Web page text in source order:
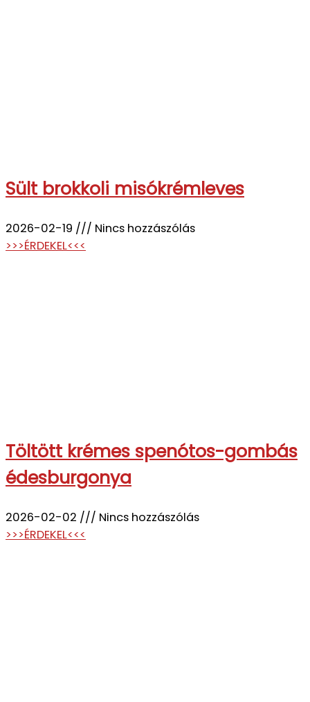
Sült brokkoli misókrémleves
2026-02-19
Nincs hozzászólás
>>>ÉRDEKEL<<<
Töltött krémes spenótos-gombás
édesburgonya
2026-02-02
Nincs hozzászólás
>>>ÉRDEKEL<<<